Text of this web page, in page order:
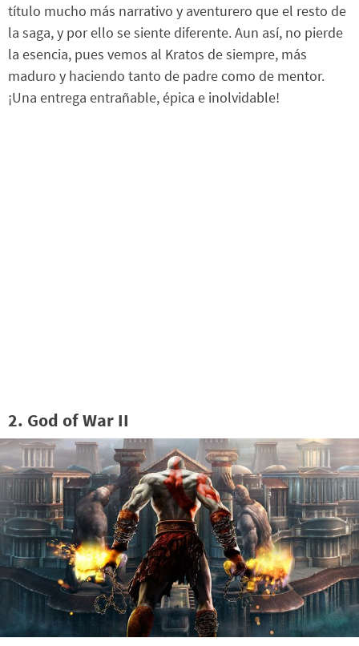
título mucho más narrativo y aventurero que el resto de
la saga, y por ello se siente diferente. Aun así, no pierde
la esencia, pues vemos al Kratos de siempre, más
maduro y haciendo tanto de padre como de mentor.
¡Una entrega entrañable, épica e inolvidable!
2. God of War II